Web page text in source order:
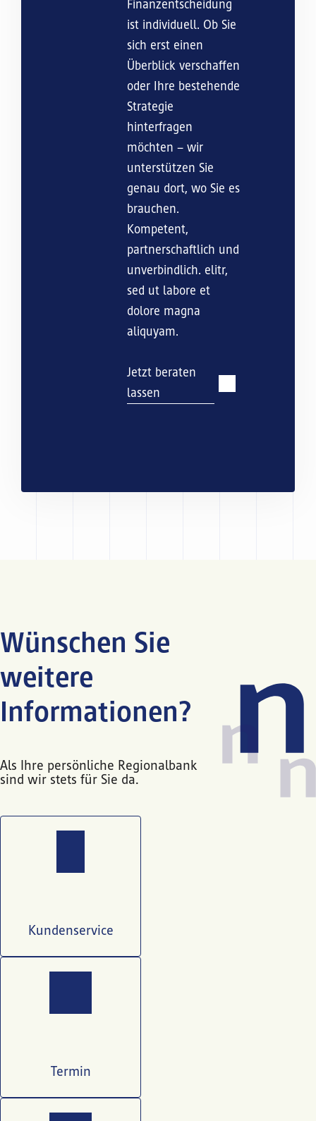
Finanzentscheidung
ist individuell. Ob Sie
sich erst einen
Überblick verschaffen
oder Ihre bestehende
Strategie
hinterfragen
möchten – wir
unterstützen Sie
genau dort, wo Sie es
brauchen.
Kompetent,
partnerschaftlich und
unverbindlich. elitr,
sed ut labore et
dolore magna
aliquyam.
Jetzt beraten
lassen
Wünschen Sie
weitere
Informationen?
Als Ihre persönliche Regionalbank
sind wir stets für Sie da.
Kundenservice
Termin